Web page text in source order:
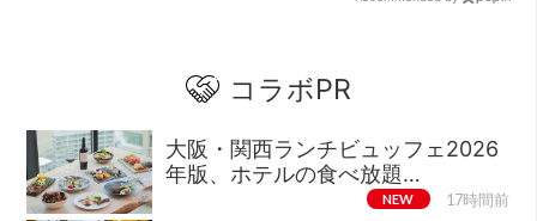
コラボPR
大阪・関西ランチビュッフェ2026
年版、ホテルの食べ放題…
NEW 17時間前